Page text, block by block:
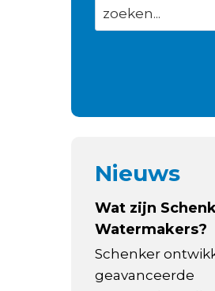
Nieuws
Wat zijn
Watermakers?
Schenker
geavanceerde